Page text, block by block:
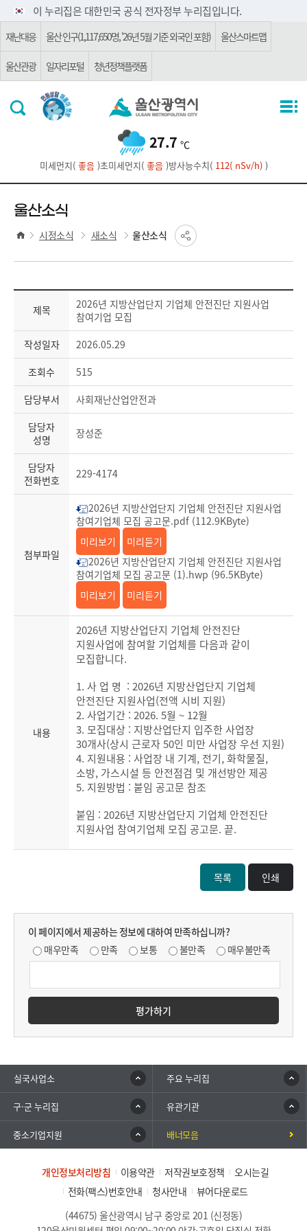
주요 메뉴로 건너뛰기
본문으로가기이 누리집은 대한민국 공식 전자정부 누리집입니다.
재난대응 울산 인구(1,117,650명, '26년 5월 기준 외국인 포함) 울산스마트맵
울산관광 일자리포털 청년정책플랫폼
27.7 ℃
미세먼지( 좋음)초미세먼지( 좋음)방사능수치(112( nSv/h) )
울산소식
시정소식 새소식 울산소식
제목
2026년 지방산업단지 기업체 안전진단 지원사업
참여기업 모집
작성일자
2026.05.29
조회수
515
담당부서
사회재난산업안전과
담당자
성명
장성준
담당자
전화번호
229-4174
첨부파일
2026년 지방산업단지 기업체 안전진단 지원사업
참여기업체 모집 공고문.pdf (112.9KByte)
미리보기
미리듣기
2026년 지방산업단지 기업체 안전진단 지원사업
참여기업체 모집 공고문 (1).hwp (96.5KByte)
미리보기
미리듣기
내용
2026년 지방산업단지 기업체 안전진단
지원사업에 참여할 기업체를 다음과 같이
모집합니다.
1. 사 업 명 : 2026년 지방산업단지 기업체
안전진단 지원사업(전액 시비 지원)
2. 사업기간 : 2026. 5월 ~ 12월
3. 모집대상 : 지방산업단지 입주한 사업장
30개사(상시 근로자 50인 미만 사업장 우선 지원)
4. 지원내용 : 사업장 내 기계, 전기, 화학물질,
소방, 가스시설 등 안전점검 및 개선방안 제공
5. 지원방법 : 붙임 공고문 참조
붙임 : 2026년 지방산업단지 기업체 안전진단
지원사업 참여기업체 모집 공고문. 끝.
목록 인쇄
이 페이지에서 제공하는 정보에 대하여 만족하십니까?
매우만족
만족 보통 불만족 매우불만족
평가하기
실국사업소 주요 누리집
구·군 누리집 유관기관
중소기업지원 배너모음
개인정보처리방침 이용약관 저작권보호정책
오시는길
전화(팩스)번호안내
청사안내
뷰어다운로드
(44675) 울산광역시 남구 중앙로 201 (신정동)